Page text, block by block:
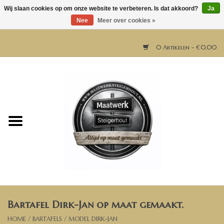
0 Artikelen - €0,00
Horeca meubels
Bartafels
Bartafel Dirk-Jan op maat gemaakt.
HOME / BARTAFELS / MODEL DIRK-JAN
Wij slaan cookies op om onze website te verbeteren. Is dat akkoord?
Ja
Nee
Meer over cookies »